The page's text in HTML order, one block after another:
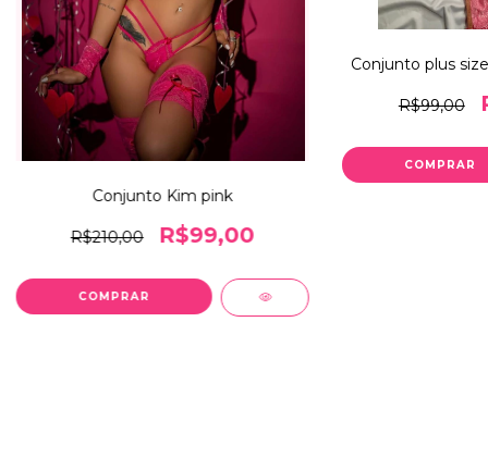
Conjunto Kim pink
R$210,00 R$99,00
COMPRAR
Conjunto plus
R$99,00
COMPRAR